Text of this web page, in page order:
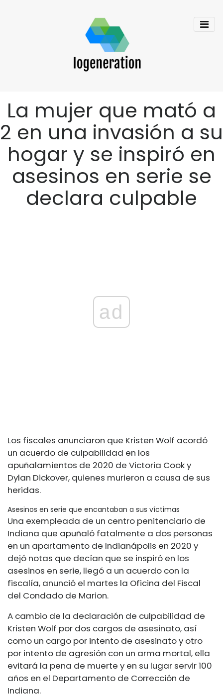
La mujer que mató a
2 en una invasión a su
hogar y se inspiró en
asesinos en serie se
declara culpable
ad
Los fiscales anunciaron que Kristen Wolf acordó
un acuerdo de culpabilidad en los
apuñalamientos de 2020 de Victoria Cook y
Dylan Dickover, quienes murieron a causa de sus
heridas.
Asesinos en serie que encantaban a sus víctimas
Una exempleada de un centro penitenciario de
Indiana que apuñaló fatalmente a dos personas
en un apartamento de Indianápolis en 2020 y
dejó notas que decían que se inspiró en los
asesinos en serie, llegó a un acuerdo con la
fiscalía, anunció el martes la Oficina del Fiscal
del Condado de Marion.
A cambio de la declaración de culpabilidad de
Kristen Wolf por dos cargos de asesinato, así
como un cargo por intento de asesinato y otro
por intento de agresión con un arma mortal, ella
evitará la pena de muerte y en su lugar servir 100
años en el Departamento de Corrección de
Indiana.